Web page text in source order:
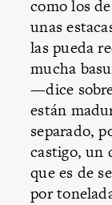
como los
unas
las pueda
mucha
—dice
están
separado,
castigo, un
que es de
por